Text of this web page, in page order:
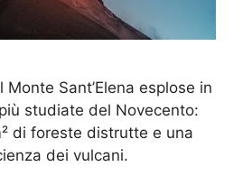
Monte Sant’Elena esplose in
studiate del Novecento:
di foreste distrutte e una
dei vulcani.